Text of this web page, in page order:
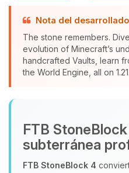
Nota del
The stone remembers.
evolution of Minecraft’s
handcrafted Vaults, learn
the World Engine, all on
FTB
subterránea
FTB StoneBlock 4
Yupi, por fin
hablar! Soy
08/08/2026 19:24